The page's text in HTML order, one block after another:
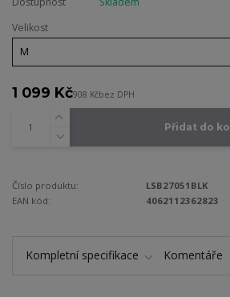
Velikost
1 099 Kč908 Kčbez DPH
Přidat do
Číslo produktu:
LSB27051BLK
EAN kód:
4062112362823
Kompletní specifikace Komentáře